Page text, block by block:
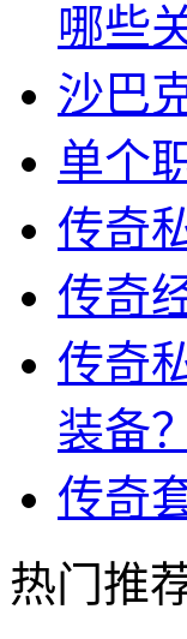
哪些
沙巴
单个
传奇
传奇
传奇
装备？
传奇
热门推